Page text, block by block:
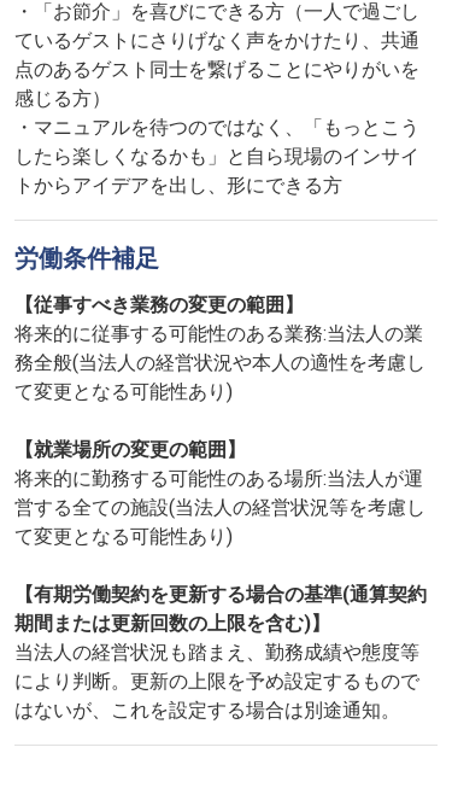
・「お節介」を喜びにできる方（一人で過ごし
ているゲストにさりげなく声をかけたり、共通
点のあるゲスト同士を繋げることにやりがいを
感じる方）
・マニュアルを待つのではなく、「もっとこう
したら楽しくなるかも」と自ら現場のインサイ
トからアイデアを出し、形にできる方
労働条件補足
【従事すべき業務の変更の範囲】
将来的に従事する可能性のある業務:当法人の業
務全般(当法人の経営状況や本人の適性を考慮し
て変更となる可能性あり)
【就業場所の変更の範囲】
将来的に勤務する可能性のある場所:当法人が運
営する全ての施設(当法人の経営状況等を考慮し
て変更となる可能性あり)
【有期労働契約を更新する場合の基準(通算契約
期間または更新回数の上限を含む)】
当法人の経営状況も踏まえ、勤務成績や態度等
により判断。更新の上限を予め設定するもので
はないが、これを設定する場合は別途通知。